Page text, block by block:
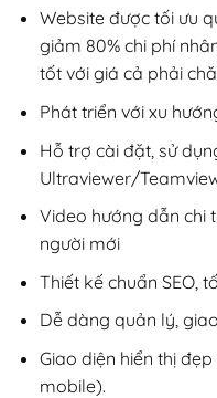
Website được tối ưu
giảm 80% chi phí
tốt với giá cả phải
Phát triển với xu
Hỗ trợ cài đặt, sử
Ultraviewer/
Video hướng dẫn chi
người mới
Thiết kế chuẩn SEO,
Dễ dàng quản lý,
Giao diện hiển thị
mobile).